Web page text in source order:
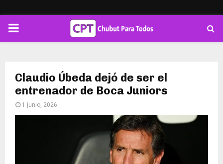
PRIMARY
Claudio Úbeda dejó de ser el
entrenador de Boca Juniors
1 junio, 2026